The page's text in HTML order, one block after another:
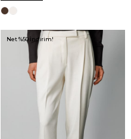
Net %50 İndirim!